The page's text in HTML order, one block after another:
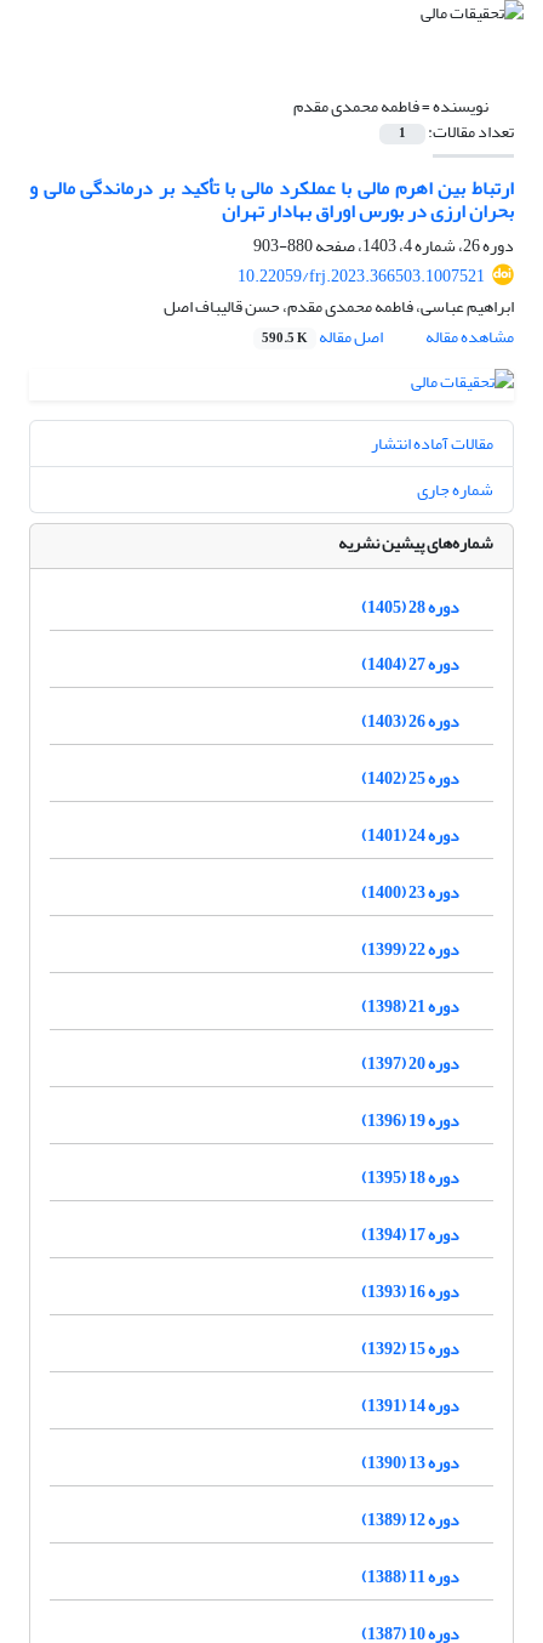
نویسنده =فاطمه محمدی مقدم
تعداد مقالات: 1
ارتباط بین اهرم مالی با عملکرد مالی با تأکید بر درماندگی مالی و
بحران ارزی در بورس اوراق بهادار تهران
دوره 26، شماره 4، 1403، صفحه
880-903
10.22059/frj.2023.366503.1007521
ابراهیم عباسی، فاطمه محمدی مقدم، حسن قالیباف اصل
مشاهده مقاله
اصل مقاله 590.5 K
مقالات آماده انتشار
شماره جاری
شماره‌های پیشین نشریه
دوره 28 (1405)
دوره 27 (1404)
دوره 26 (1403)
دوره 25 (1402)
دوره 24 (1401)
دوره 23 (1400)
دوره 22 (1399)
دوره 21 (1398)
دوره 20 (1397)
دوره 19 (1396)
دوره 18 (1395)
دوره 17 (1394)
دوره 16 (1393)
دوره 15 (1392)
دوره 14 (1391)
دوره 13 (1390)
دوره 12 (1389)
دوره 11 (1388)
دوره 10 (1387)